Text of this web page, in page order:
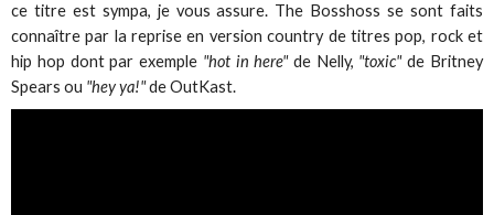
ce titre est sympa, je vous assure. The Bosshoss se sont faits
connaître par la reprise en version country de titres pop, rock et
hip hop dont par exemple "hot in here"de Nelly, "toxic"de Britney
Spears ou "hey ya!"de OutKast.